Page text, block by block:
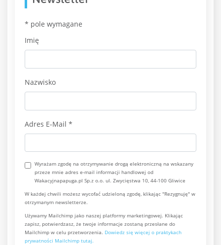
* pole wymagane
Imię
Nazwisko
Adres E-Mail *
Wyrażam zgodę na otrzymywanie drogą elektroniczną na wskazany
przeze mnie adres e-mail informacji handlowej od
Wakacyjnapapuga.pl Sp.z o.o. ul. Zwycięstwa 10, 44-100 Gliwice
W każdej chwili możesz wycofać udzieloną zgodę, klikając "Rezygnuję" w
otrzymanym newsletterze.
Używamy Mailchimp jako naszej platformy marketingowej. Klikając
zapisz, potwierdzasz, że twoje informacje zostaną przesłane do
Mailchimp w celu przetworzenia. Dowiedz się więcej o praktykach
prywatności Mailchimp tutaj.